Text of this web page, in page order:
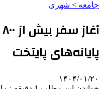
جامعه > شهری
پایانه‌های پایتخت
۱۴۰۴/۰۱/۲۰